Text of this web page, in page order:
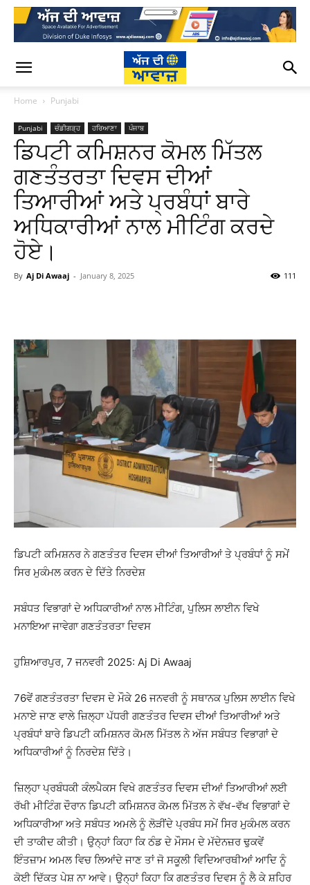
Home Punjabi
Punjabi ਚੰਡੀਗੜ੍ਹ ਹਰਿਆਣਾ ਪੰਜਾਬ
ਡਿਪਟੀ ਕਮਿਸ਼ਨਰ ਕੋਮਲ ਮਿੱਤਲ
ਗਣਤੰਤਰਤਾ ਦਿਵਸ ਦੀਆਂ
ਤਿਆਰੀਆਂ ਅਤੇ ਪ੍ਰਬੰਧਾਂ ਬਾਰੇ
ਅਧਿਕਾਰੀਆਂ ਨਾਲ ਮੀਟਿੰਗ ਕਰਦੇ
ਹੋਏ।
By Aj Di Awaaj - January 8, 2025 111
ਡਿਪਟੀ ਕਮਿਸ਼ਨਰ ਨੇ ਗਣਤੰਤਰ ਦਿਵਸ ਦੀਆਂ ਤਿਆਰੀਆਂ ਤੇ ਪ੍ਰਬੰਧਾਂ ਨੂੰ ਸਮੇਂ
ਸਿਰ ਮੁਕੰਮਲ ਕਰਨ ਦੇ ਦਿੱਤੇ ਨਿਰਦੇਸ਼
ਸਬੰਧਤ ਵਿਭਾਗਾਂ ਦੇ ਅਧਿਕਾਰੀਆਂ ਨਾਲ ਮੀਟਿੰਗ, ਪੁਲਿਸ ਲਾਈਨ ਵਿਖੇ
ਮਨਾਇਆ ਜਾਵੇਗਾ ਗਣਤੰਤਰਤਾ ਦਿਵਸ
ਹੁਸ਼ਿਆਰਪੁਰ, 7 ਜਨਵਰੀ 2025: Aj Di Awaaj
76ਵੇਂ ਗਣਤੰਤਰਤਾ ਦਿਵਸ ਦੇ ਮੌਕੇ 26 ਜਨਵਰੀ ਨੂੰ ਸਥਾਨਕ ਪੁਲਿਸ ਲਾਈਨ ਵਿਖੇ
ਮਨਾਏ ਜਾਣ ਵਾਲੇ ਜ਼ਿਲ੍ਹਾ ਪੱਧਰੀ ਗਣਤੰਤਰ ਦਿਵਸ ਦੀਆਂ ਤਿਆਰੀਆਂ ਅਤੇ
ਪ੍ਰਬੰਧਾਂ ਬਾਰੇ ਡਿਪਟੀ ਕਮਿਸ਼ਨਰ ਕੋਮਲ ਮਿੱਤਲ ਨੇ ਅੱਜ ਸਬੰਧਤ ਵਿਭਾਗਾਂ ਦੇ
ਅਧਿਕਾਰੀਆਂ ਨੂੰ ਨਿਰਦੇਸ਼ ਦਿੱਤੇ।
ਜ਼ਿਲ੍ਹਾ ਪ੍ਰਬੰਧਕੀ ਕੰਲਪੈਕਸ ਵਿਖੇ ਗਣਤੰਤਰ ਦਿਵਸ ਦੀਆਂ ਤਿਆਰੀਆਂ ਲਈ
ਰੱਖੀ ਮੀਟਿੰਗ ਦੌਰਾਨ ਡਿਪਟੀ ਕਮਿਸ਼ਨਰ ਕੋਮਲ ਮਿੱਤਲ ਨੇ ਵੱਖ-ਵੱਖ ਵਿਭਾਗਾਂ ਦੇ
ਅਧਿਕਾਰੀਆ ਅਤੇ ਸਬੰਧਤ ਅਮਲੇ ਨੂੰ ਲੋੜੀਂਦੇ ਪ੍ਰਬੰਧ ਸਮੇਂ ਸਿਰ ਮੁਕੰਮਲ ਕਰਨ
ਦੀ ਤਾਕੀਦ ਕੀਤੀ। ਉਨ੍ਹਾਂ ਕਿਹਾ ਕਿ ਠੰਡ ਦੇ ਮੌਸਮ ਦੇ ਮੱਦੇਨਜ਼ਰ ਢੁਕਵੇਂ
ਇੰਤਜ਼ਾਮ ਅਮਲ ਵਿਚ ਲਿਆਂਦੇ ਜਾਣ ਤਾਂ ਜੋ ਸਕੂਲੀ ਵਿਦਿਆਰਥੀਆਂ ਆਦਿ ਨੂੰ
ਕੋਈ ਦਿੱਕਤ ਪੇਸ਼ ਨਾ ਆਵੇ। ਉਨ੍ਹਾਂ ਕਿਹਾ ਕਿ ਗਣਤੰਤਰ ਦਿਵਸ ਨੂੰ ਲੈ ਕੇ ਸ਼ਹਿਰ